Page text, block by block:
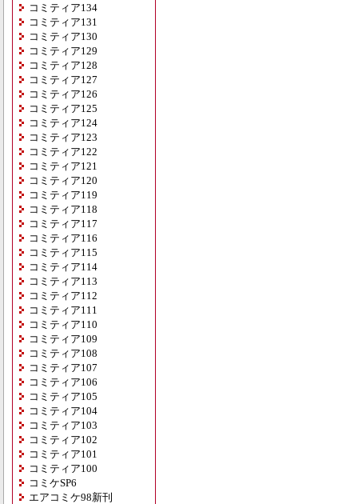
コミティア134
コミティア131
コミティア130
コミティア129
コミティア128
コミティア127
コミティア126
コミティア125
コミティア124
コミティア123
コミティア122
コミティア121
コミティア120
コミティア119
コミティア118
コミティア117
コミティア116
コミティア115
コミティア114
コミティア113
コミティア112
コミティア111
コミティア110
コミティア109
コミティア108
コミティア107
コミティア106
コミティア105
コミティア104
コミティア103
コミティア102
コミティア101
コミティア100
コミケSP6
エアコミケ98新刊